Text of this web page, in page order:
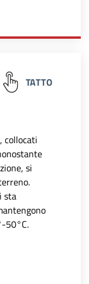
TATTO
collocati
si
sta
50°C.